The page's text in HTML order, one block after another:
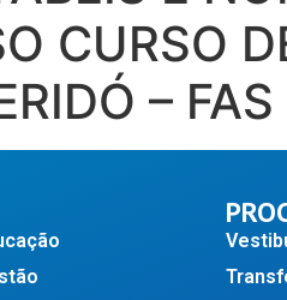
CURSO
– FAS